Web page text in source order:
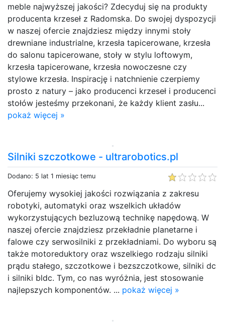
meble najwyższej jakości? Zdecyduj się na produkty
producenta krzeseł z Radomska. Do swojej dyspozycji
w naszej ofercie znajdziesz między innymi stoły
drewniane industrialne, krzesła tapicerowane, krzesła
do salonu tapicerowane, stoły w stylu loftowym,
krzesła tapicerowane, krzesła nowoczesne czy
stylowe krzesła. Inspirację i natchnienie czerpiemy
prosto z natury – jako producenci krzeseł i producenci
stołów jesteśmy przekonani, że każdy klient zasłu...
pokaż więcej »
Silniki szczotkowe - ultrarobotics.pl
Dodano: 5 lat 1 miesiąc temu
Oferujemy wysokiej jakości rozwiązania z zakresu
robotyki, automatyki oraz wszelkich układów
wykorzystujących bezluzową technikę napędową. W
naszej ofercie znajdziesz przekładnie planetarne i
falowe czy serwosilniki z przekładniami. Do wyboru są
także motoreduktory oraz wszelkiego rodzaju silniki
prądu stałego, szczotkowe i bezszczotkowe, silniki dc
i silniki bldc. Tym, co nas wyróżnia, jest stosowanie
najlepszych komponentów. ... pokaż więcej »